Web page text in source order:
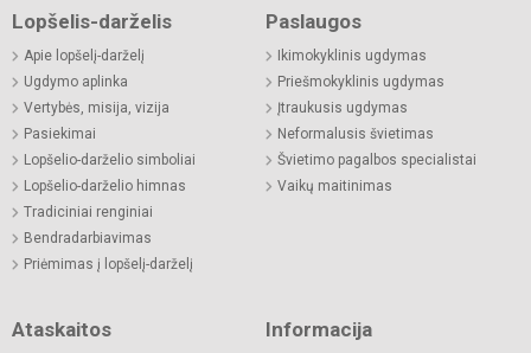
Lopšelis-darželis
Apie lopšelį-darželį
Ugdymo aplinka
Vertybės, misija, vizija
Pasiekimai
Lopšelio-darželio simboliai
Lopšelio-darželio himnas
Tradiciniai renginiai
Bendradarbiavimas
Priėmimas į lopšelį-darželį
Paslaugos
Ikimokyklinis ugdymas
Priešmokyklinis ugdymas
Įtraukusis ugdymas
Neformalusis švietimas
Švietimo pagalbos specialistai
Vaikų maitinimas
Ataskaitos Informacija